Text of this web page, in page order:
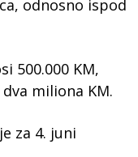
odnosno ispod
500.000 KM,
miliona KM.
za 4. juni